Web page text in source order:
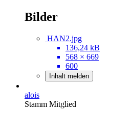
Bilder
HAN2.jpg
136,24 kB
568 × 669
600
Inhalt melden
alois
Stamm Mitglied